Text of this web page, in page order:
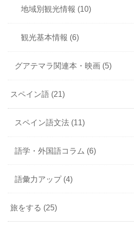
地域別観光情報 (10)
観光基本情報 (6)
グアテマラ関連本・映画 (5)
スペイン語 (21)
スペイン語文法 (11)
語学・外国語コラム (6)
語彙力アップ (4)
旅をする (25)